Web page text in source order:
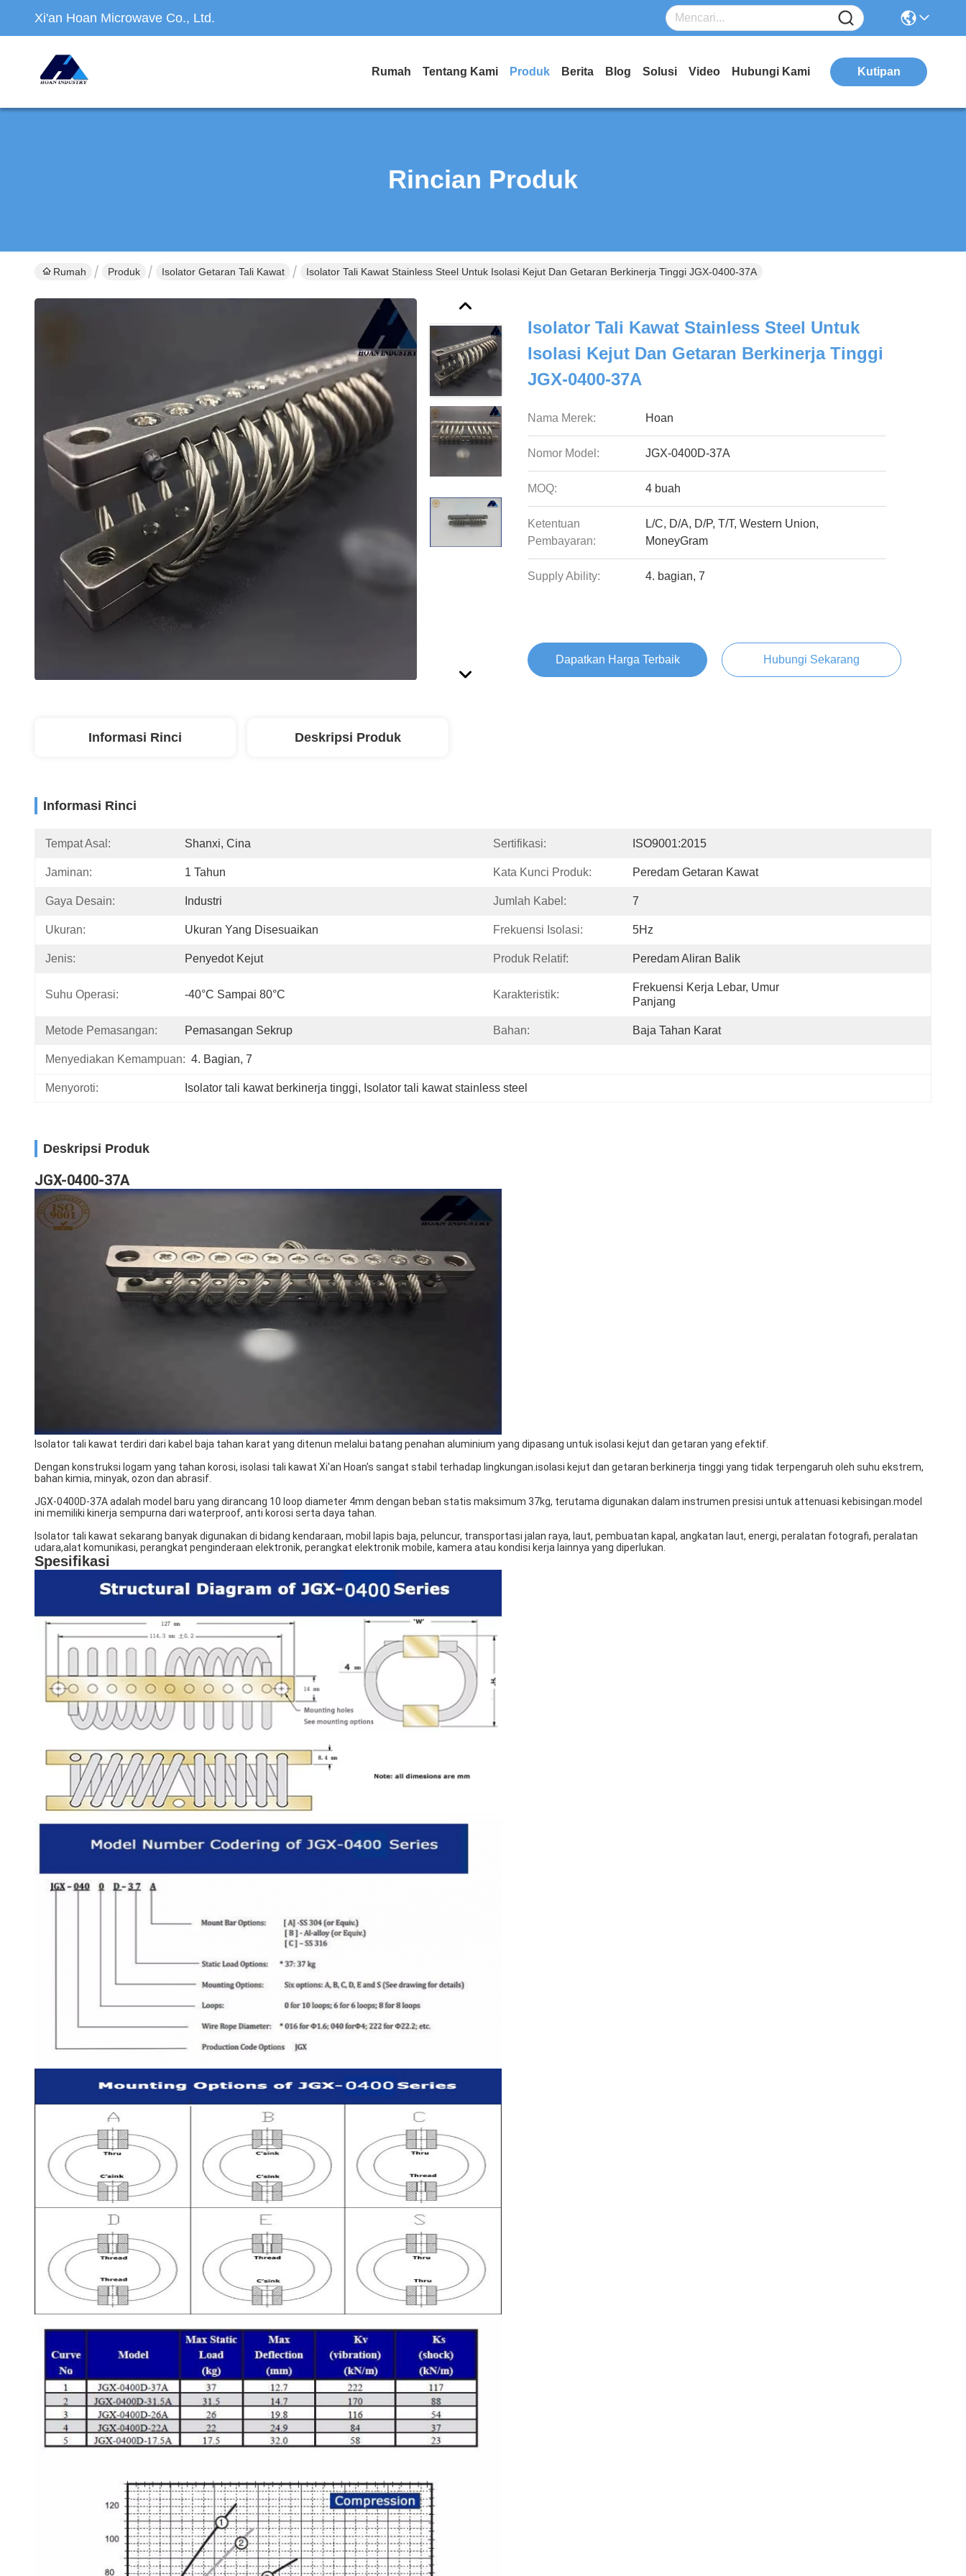
Xi'an Hoan Microwave Co., Ltd.
Rumah Tentang Kami Produk Berita Blog Solusi Video Hubungi Kami Kutipan
Rincian Produk
Rumah Produk Isolator Getaran Tali Kawat Isolator Tali Kawat Stainless Steel Untuk Isolasi Kejut Dan Getaran Berkinerja Tinggi JGX-0400-37A
Isolator Tali Kawat Stainless Steel Untuk
Isolasi Kejut Dan Getaran Berkinerja Tinggi
JGX-0400-37A
Nama Merek: Hoan
Nomor Model: JGX-0400D-37A
MOQ: 4 buah
Ketentuan
Pembayaran:
L/C, D/A, D/P, T/T, Western Union,
MoneyGram
Supply Ability: 4. bagian, 7
Dapatkan Harga Terbaik Hubungi Sekarang
Informasi Rinci Deskripsi Produk
Informasi Rinci
Tempat Asal: Shanxi, Cina Sertifikasi: ISO9001:2015
Jaminan: 1 Tahun Kata Kunci Produk: Peredam Getaran Kawat
Gaya Desain: Industri Jumlah Kabel: 7
Ukuran: Ukuran Yang Disesuaikan Frekuensi Isolasi: 5Hz
Jenis: Penyedot Kejut Produk Relatif: Peredam Aliran Balik
Suhu Operasi: -40°C Sampai 80°C Karakteristik:
Frekuensi Kerja Lebar, Umur
Panjang
Metode Pemasangan: Pemasangan Sekrup Bahan: Baja Tahan Karat
Menyediakan Kemampuan: 4. Bagian, 7
Menyoroti: Isolator tali kawat berkinerja tinggi, Isolator tali kawat stainless steel
Deskripsi Produk
JGX-0400-37A
Isolator tali kawat terdiri dari kabel baja tahan karat yang ditenun melalui batang penahan aluminium yang dipasang untuk isolasi kejut dan getaran yang efektif.
Dengan konstruksi logam yang tahan korosi, isolasi tali kawat Xi'an Hoan's sangat stabil terhadap lingkungan. isolasi kejut dan getaran berkinerja tinggi yang tidak terpengaruh oleh suhu ekstrem,
bahan kimia, minyak, ozon dan abrasif.
JGX-0400D-37A adalah model baru yang dirancang 10 loop diameter 4mm dengan beban statis maksimum 37kg, terutama digunakan dalam instrumen presisi untuk attenuasi kebisingan.model
ini memiliki kinerja sempurna dari waterproof, anti korosi serta daya tahan.
Isolator tali kawat sekarang banyak digunakan di bidang kendaraan, mobil lapis baja, peluncur, transportasi jalan raya, laut, pembuatan kapal, angkatan laut, energi, peralatan fotografi, peralatan
udara,alat komunikasi, perangkat penginderaan elektronik, perangkat elektronik mobile, kamera atau kondisi kerja lainnya yang diperlukan.
Spesifikasi